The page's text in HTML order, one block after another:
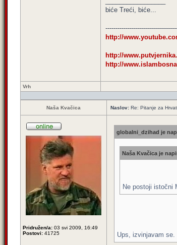
biće Treći, biće...
http://
http://
http://
Vrh
Naša Kvačica Naslov: Re: Pitanje za
Pridružen/a: 03 svi 2009, 16:49
Postovi: 41725
globalni_dzihad je
Naša Kvačica je
Ne postoji istočni
Ups, izvinjavam